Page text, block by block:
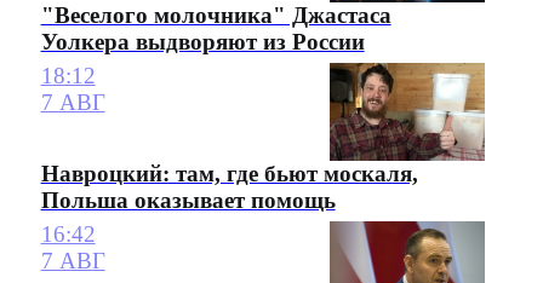
"Веселого молочника" Джастаса
Уолкера выдворяют из России
18:12
7 АВГ
Навроцкий: там, где бьют москаля,
Польша оказывает помощь
16:42
7 АВГ